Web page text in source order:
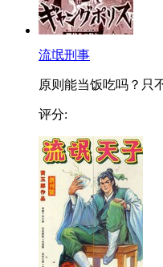
流氓刑事
原则能当饭吃吗？只
评分: